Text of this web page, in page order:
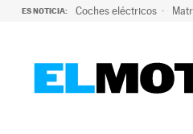
ES NOTICIA: Coches eléctricos